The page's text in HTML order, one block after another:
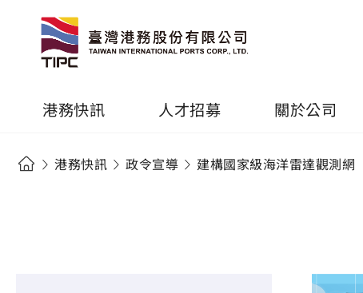
港務快訊 人才招募 關於公司
港務快訊 政令宣導 建構國家級海洋雷達觀測網